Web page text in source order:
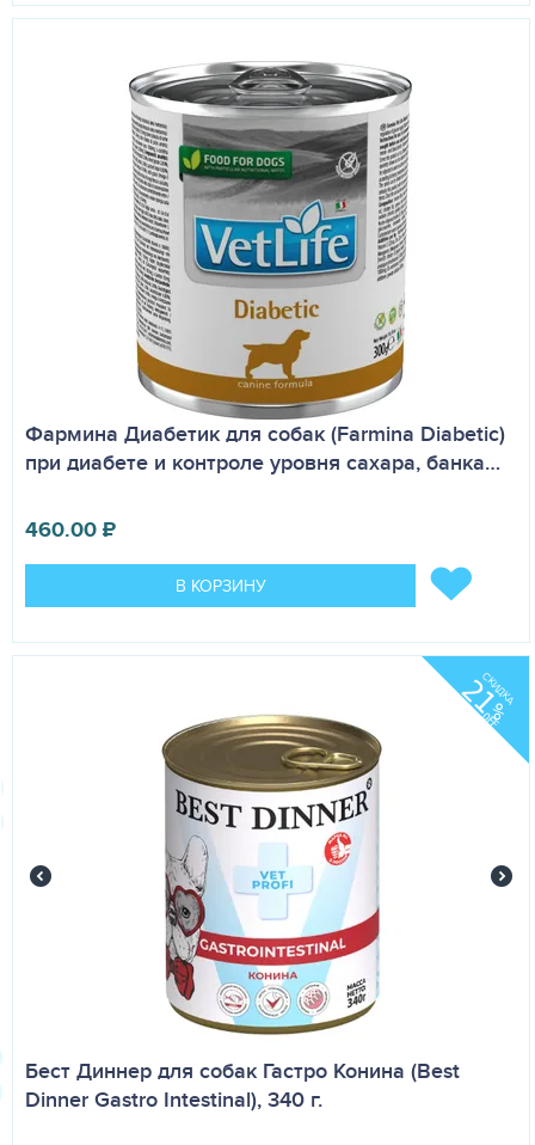
Фармина Диабетик для собак (Farmina Diabetic)
при диабете и контроле уровня сахара, банка…
460.00₽
В КОРЗИНУ
СКИДКА
21
%
OFF
Бест Диннер для собак Гастро Конина (Best
Dinner Gastro Intestinal), 340 г.